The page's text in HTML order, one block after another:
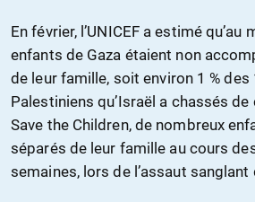
En février, l’UNICEF a estimé qu’au
enfants de Gaza étaient non
de leur famille, soit environ 1 %
Palestiniens qu’Israël a chassés de
Save the Children, de nombreux
séparés de leur famille au cours
semaines, lors de l’assaut sanglant